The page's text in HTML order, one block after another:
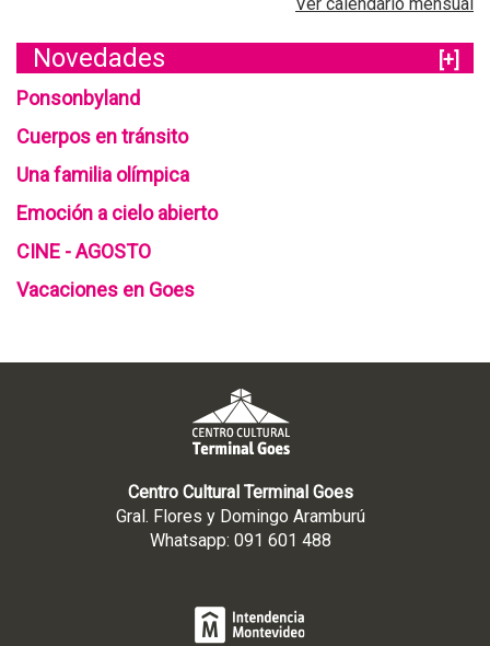
Novedades
[+]
Ponsonbyland
Cuerpos en tránsito
Una familia olímpica
Emoción a cielo abierto
CINE - AGOSTO
Vacaciones en Goes
Centro Cultural Terminal Goes
Gral. Flores y Domingo Aramburú
Whatsapp: 091 601 488